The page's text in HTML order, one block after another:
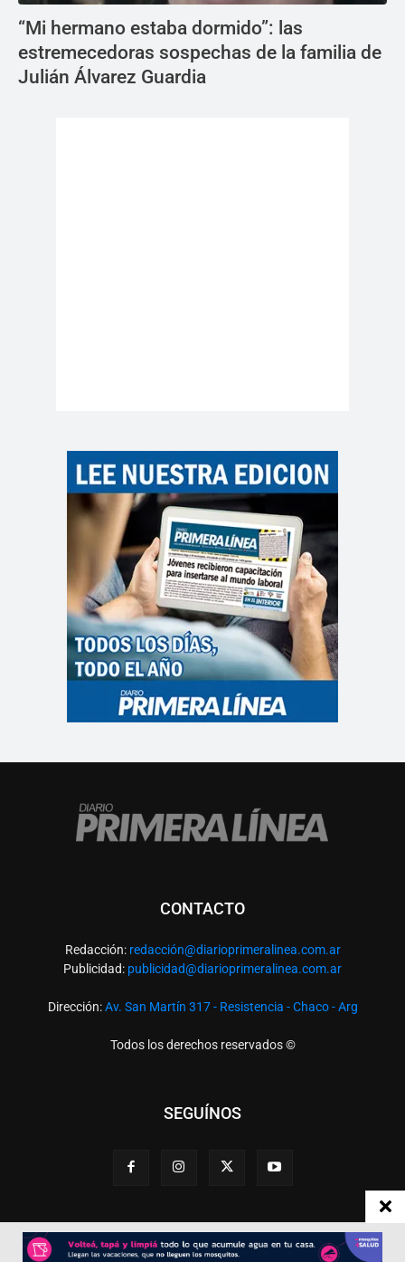
“Mi hermano estaba dormido”: las
estremecedoras sospechas de la familia de
Julián Álvarez Guardia
CONTACTO
Redacción: redacción@diarioprimeralinea.com.ar
Publicidad: publicidad@diarioprimeralinea.com.ar
Dirección:Av. San Martín 317 - Resistencia - Chaco - Arg
Todos los derechos reservados ©
SEGUÍNOS
Desarrollado porTP. Web Studio